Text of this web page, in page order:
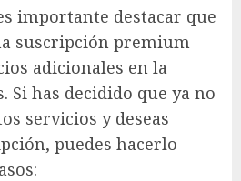
importante destacar que
suscripción premium
adicionales en la
Si has decidido que ya no
servicios y deseas
puedes hacerlo